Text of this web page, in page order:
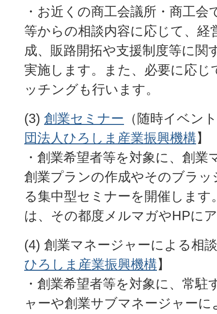
・お近くの商工会議所・商工会
等からの相談内容に応じて、経
成、販路開拓や支援制度等に関
実施します。また、必要に応じ
ッチングも行います。
(3) 創業セミナー （随時イベン
団法人ひろしま産業振興機構】
・創業希望者等を対象に、創業
創業プランの作成やそのブラ
る集中型セミナーを開催します
は、その都度メルマガやHPに
(4) 創業マネージャーによる相
ひろしま産業振興機構】
・創業希望者等を対象に、常駐
ャーや創業サブマネージャーに